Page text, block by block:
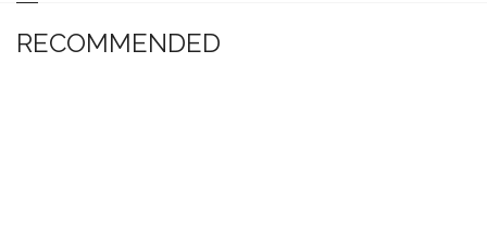
RECOMMENDED